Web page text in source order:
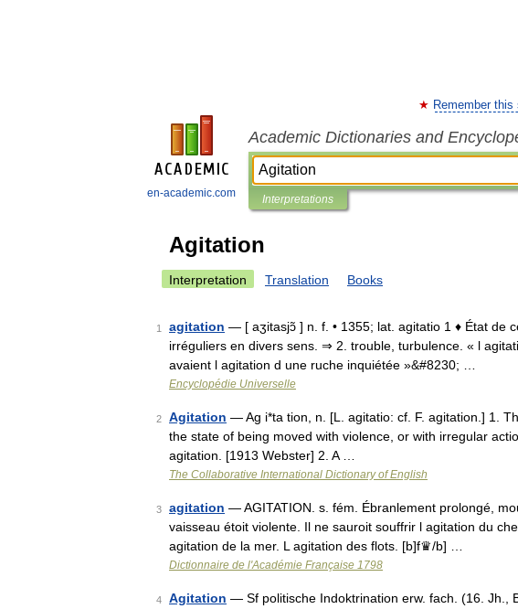
en-academic.com
Remember this
Academic Dictionaries and
Interpretations
Agitation
Interpretation Translation Books
1 agitation — [ aʒitasjɔ̃ ] n. f. • 1355; lat. agitatio 1 ♦ État de
irréguliers en divers sens. ⇒ 2. trouble, turbulence. « l
avaient l agitation d une ruche inquiétée »&#8230; …
Encyclopédie Universelle
2 Agitation — Ag i*ta tion, n. [L. agitatio: cf. F. agitation.] 1.
the state of being moved with violence, or with irregular
agitation. [1913 Webster] 2. A …
The Collaborative International Dictionary of English
3 agitation — AGITATION. s. fém. Ébranlement prolongé,
vaisseau étoit violente. Il ne sauroit souffrir l agitation du
agitation de la mer. L agitation des flots. [b]f♛/b] …
Dictionnaire de l'Académie Française 1798
4 Agitation — Sf politische Indoktrination erw. fach. (16. Jh.,